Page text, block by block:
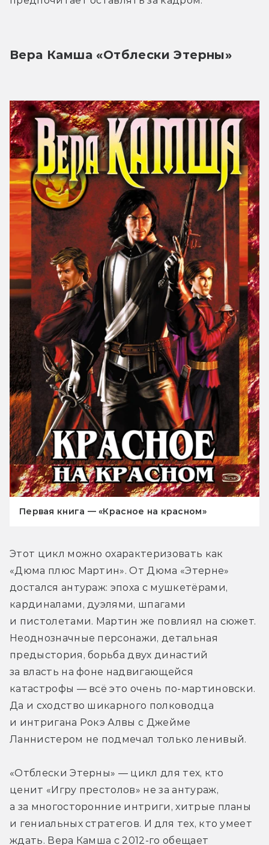
Вера Камша «Отблески Этерны»
Первая книга — «Красное на красном»
Этот цикл можно охарактеризовать как
«Дюма плюс Мартин». От Дюма «Этерне»
достался антураж: эпоха с мушкетёрами,
кардиналами, дуэлями, шпагами
и пистолетами. Мартин же повлиял на сюжет.
Неоднозначные персонажи, детальная
предыстория, борьба двух династий
за власть на фоне надвигающейся
катастрофы — всё это очень по-мартиновски.
Да и сходство шикарного полководца
и интригана Рокэ Алвы с Джейме
Ланнистером не подмечал только ленивый.
«Отблески Этерны» — цикл для тех, кто
ценит «Игру престолов» не за антураж,
а за многосторонние интриги, хитрые планы
и гениальных стратегов. И для тех, кто умеет
ждать. Вера Камша с 2012-го обещает